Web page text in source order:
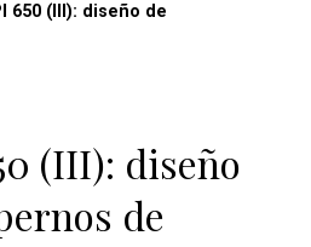
650 (III): diseño de
(III): diseño
de